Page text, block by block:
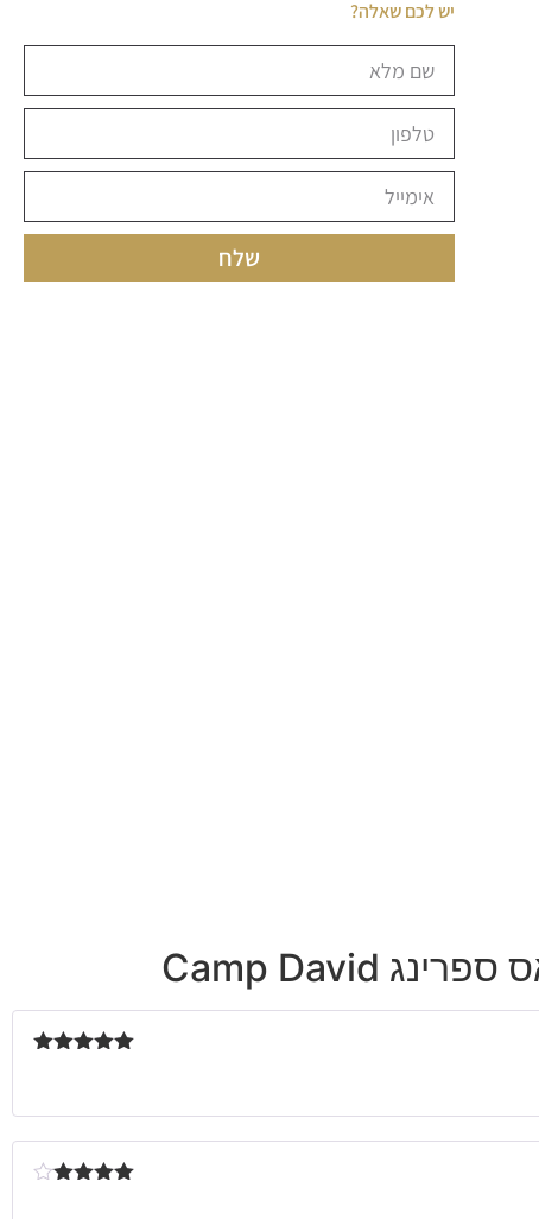
יש לכם שאלה?
שלח